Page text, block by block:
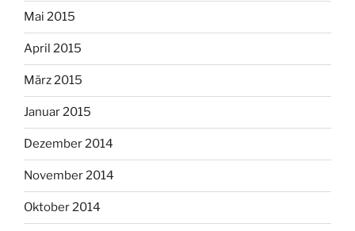
Mai 2015
April 2015
März 2015
Januar 2015
Dezember 2014
November 2014
Oktober 2014